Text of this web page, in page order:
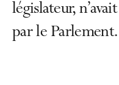
législateur,
par le Parlement.